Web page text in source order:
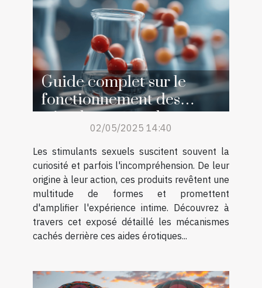
Guide complet sur le
fonctionnement des
stimulants sexuels
02/05/2025 14:40
Les stimulants sexuels suscitent souvent la
curiosité et parfois l'incompréhension. De leur
origine à leur action, ces produits revêtent une
multitude de formes et promettent
d'amplifier l'expérience intime. Découvrez à
travers cet exposé détaillé les mécanismes
cachés derrière ces aides érotiques...